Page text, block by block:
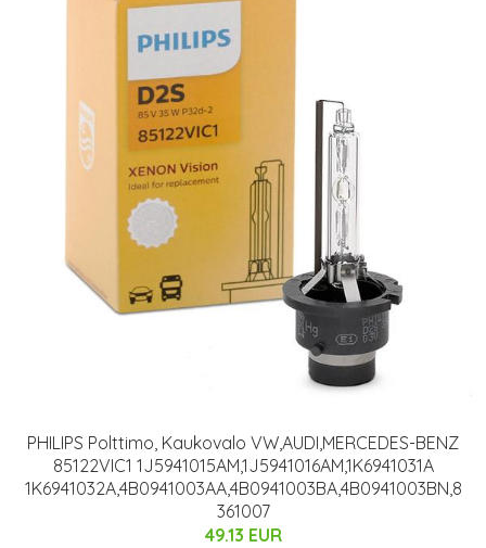
PHILIPS Polttimo, Kaukovalo VW,AUDI,MERCEDES-BENZ
85122VIC1 1J5941015AM,1J5941016AM,1K6941031A
1K6941032A,4B0941003AA,4B0941003BA,4B0941003BN,8
361007
49.13 EUR